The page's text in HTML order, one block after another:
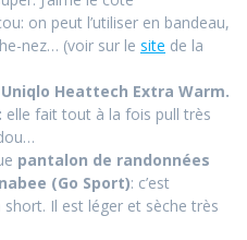
on peut l’utiliser en bandeau,
nez… (voir sur le site de la
Heattech Extra Warm.
elle fait tout à la fois pull très
pantalon de randonnées
(Go Sport): c’est
Il est léger et sèche très